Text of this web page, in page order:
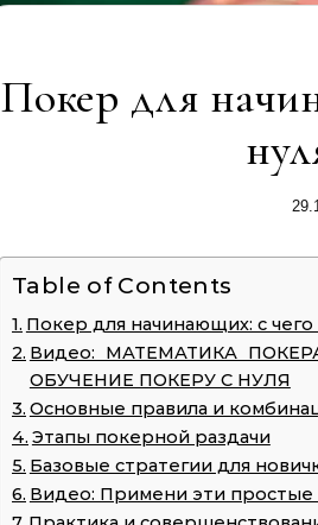
Покер для
Table of Contents
Покер для начинающих: с чего
Видео: МАТЕМАТИКА
ОБУЧЕНИЕ ПОКЕРУ С НУЛЯ
Основные правила и
Этапы покерной раздачи
Базовые стратегии для
Видео: Примени эти